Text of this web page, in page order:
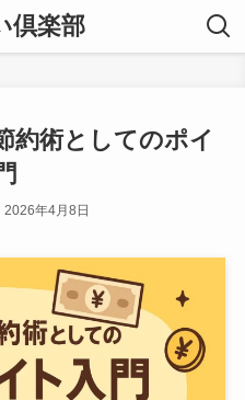
倶楽部
約術としてのポイ
2026年4月8日